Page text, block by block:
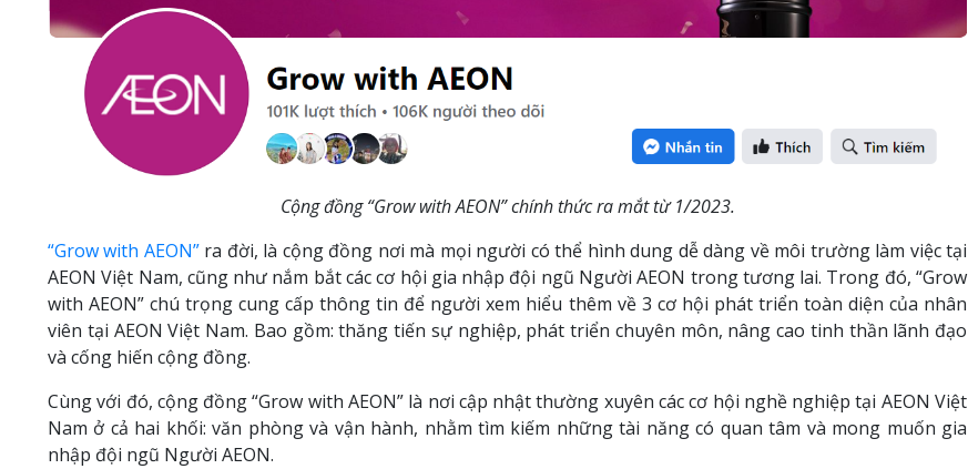
Cộng đồng “Grow with AEON” chính thức ra mắt từ 1/2023.
“Grow with AEON”ra đời, là cộng đồng nơi mà mọi người có thể hình dung dễ dàng về môi trường làm việc tại
AEON Việt Nam, cũng như nắm bắt các cơ hội gia nhập đội ngũ Người AEON trong tương lai. Trong đó, “Grow
with AEON” chú trọng cung cấp thông tin để người xem hiểu thêm về 3 cơ hội phát triển toàn diện của nhân
viên tại AEON Việt Nam. Bao gồm: thăng tiến sự nghiệp, phát triển chuyên môn, nâng cao tinh thần lãnh đạo
và cống hiến cộng đồng.
Cùng với đó, cộng đồng “Grow with AEON” là nơi cập nhật thường xuyên các cơ hội nghề nghiệp tại AEON Việt
Nam ở cả hai khối: văn phòng và vận hành, nhằm tìm kiếm những tài năng có quan tâm và mong muốn gia
nhập đội ngũ Người AEON.